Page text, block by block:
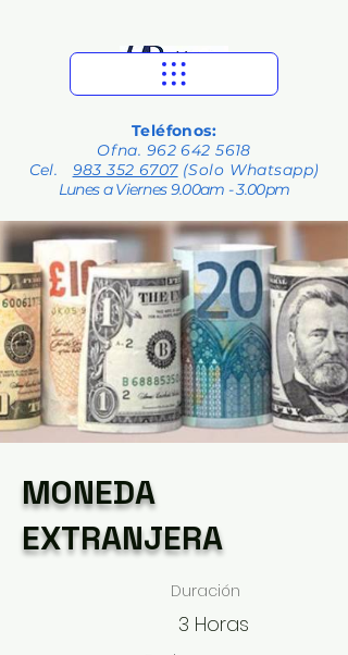
Teléfonos:
Ofna. 962 642 5618
Cel. 983 352 6707(Solo Whatsapp)
Lunes a Viernes 9.00am - 3.00pm
MONEDA
EXTRANJERA
Duración
3 Horas